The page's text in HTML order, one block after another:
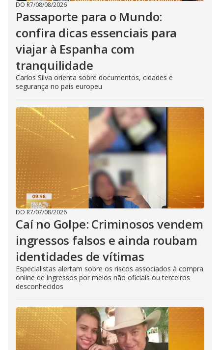
DO R7/08/08/2026
Passaporte para o Mundo:
confira dicas essenciais para
viajar à Espanha com
tranquilidade
Carlos Silva orienta sobre documentos, cidades e
segurança no país europeu
DO R7/07/08/2026
Caí no Golpe: Criminosos vendem
ingressos falsos e ainda roubam
identidades de vítimas
Especialistas alertam sobre os riscos associados à compra
online de ingressos por meios não oficiais ou terceiros
desconhecidos